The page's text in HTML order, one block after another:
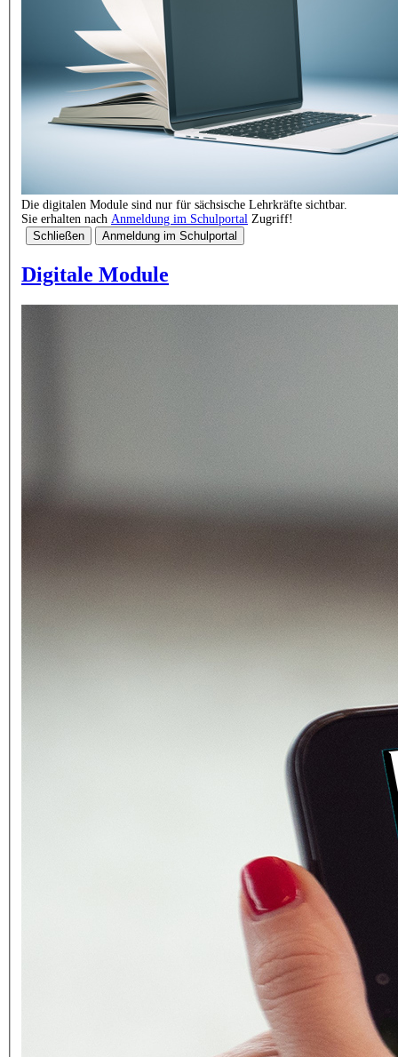
Die digitalen Module sind nur für sächsische Lehrkräfte sichtbar.
Sie erhalten nach Anmeldung im Schulportal Zugriff!
Schließen
Anmeldung im Schulportal
Digitale Module